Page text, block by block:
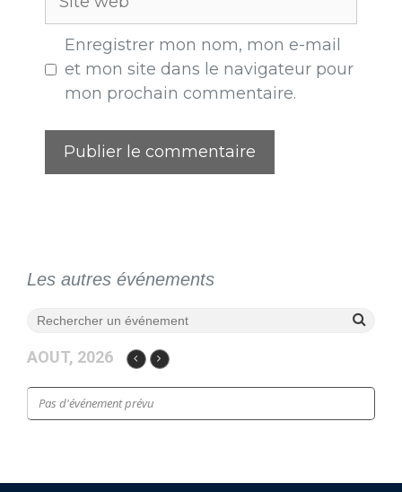
Enregistrer mon nom, mon e-mail
et mon site dans le navigateur pour
mon prochain commentaire.
Les autres événements
AOUT, 2026
Pas d'événement prévu